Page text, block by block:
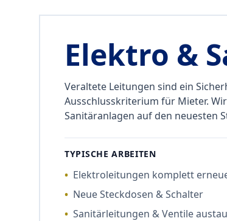
Elektro &
Veraltete Leitungen sind ein
Ausschlusskriterium für Mieter.
Sanitäranlagen auf den neuesten
TYPISCHE ARBEITEN
• Elektroleitungen komplett
• Neue Steckdosen & Schalter
• Sanitärleitungen & Ventile